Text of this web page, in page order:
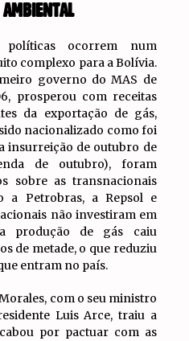
políticas ocorrem num
complexo para a Bolívia.
governo do MAS de
prosperou com receitas
da exportação de gás,
nacionalizado como foi
insurreição de outubro de
de outubro), foram
sobre as transnacionais
a Petrobras, a Repsol e
não investiram em
produção de gás caiu
de metade, o que reduziu
entram no país.
com o seu ministro
Luis Arce, traiu a
por pactuar com as